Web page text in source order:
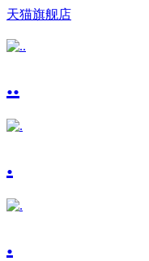
天猫旗舰店
..
.
.